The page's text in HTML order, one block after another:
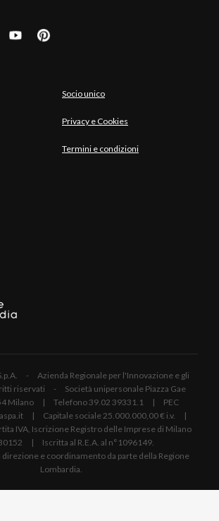
Socio unico
Privacy e Cookies
Termini e condizioni
- Azienda Regionale per l'Innovazione e gli
riservati - Società unipersonale Piazza Gae
Milano | Telefono 39.02 39331.1 | PEC
| Capitale sociale 25.000.000,00 € i.v. |
IVA, Iscrizione Registro delle Imprese di Milano
| Iscritta al R.E.A. al n°1096149.
direzione e coordinamento da parte della Regione
Lombardia.